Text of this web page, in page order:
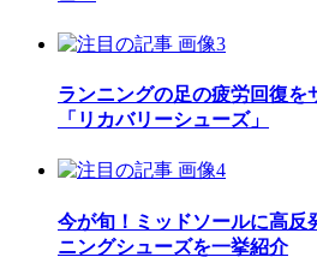
ランニングの足の疲労回復を
「リカバリーシューズ」
今が旬！ミッドソールに高反
ニングシューズを一挙紹介